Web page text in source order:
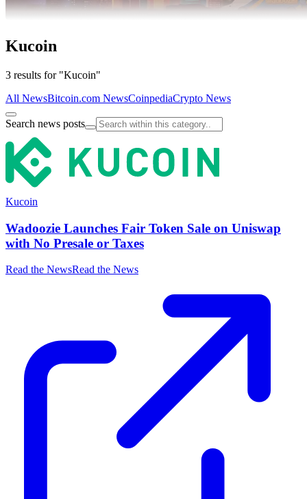
Kucoin
3 results for "Kucoin"
All NewsBitcoin.com NewsCoinpediaCrypto News
Search news posts
Kucoin
Wadoozie Launches Fair Token Sale on Uniswap
with No Presale or Taxes
Read the NewsRead the News